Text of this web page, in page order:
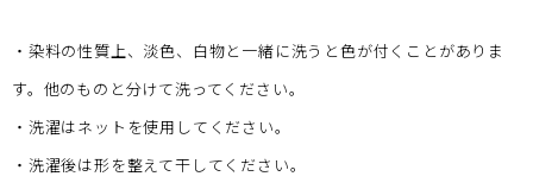
・染料の性質上、淡色、白物と一緒に洗うと色が付くことがありま
す。他のものと分けて洗ってください。
・洗濯はネットを使用してください。
・洗濯後は形を整えて干してください。